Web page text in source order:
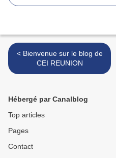
< Bienvenue sur le blog de
CEI REUNION
Hébergé par Canalblog
Top articles
Pages
Contact